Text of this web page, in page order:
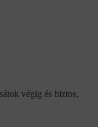
végig és biztos,